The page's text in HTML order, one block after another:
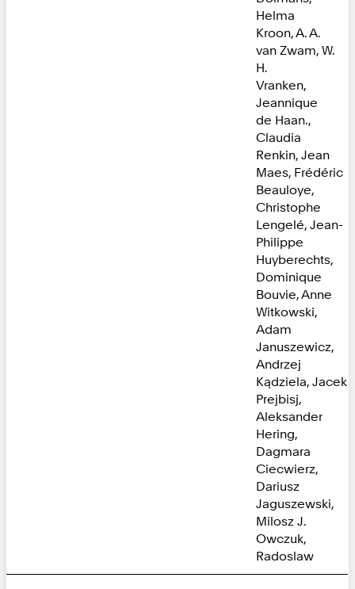
Helma
Kroon, A. A.
van Zwam, W.
H.
Vranken,
Jeannique
de Haan.,
Claudia
Renkin, Jean
Maes, Frédéric
Beauloye,
Christophe
Lengelé, Jean-
Philippe
Huyberechts,
Dominique
Bouvie, Anne
Witkowski,
Adam
Januszewicz,
Andrzej
Kądziela, Jacek
Prejbisj,
Aleksander
Hering,
Dagmara
Ciecwierz,
Dariusz
Jaguszewski,
Milosz J.
Owczuk,
Radoslaw